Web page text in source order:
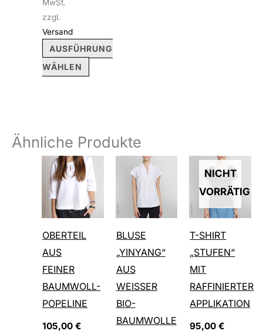
MwSt.
zzgl.
Versand
AUSFÜHRUNG
WÄHLEN
gewählt
Ähnliche Produkte
OBERTEIL
AUS
FEINER
BAUMWOLL-
POPELINE
105,00 €
Produkt
weist
mehrere
Varianten
Optionen
können
BLUSE
„YINYANG“
AUS
WEISSER B
IO-B
AUMWOLLE
mehrere
Varianten
auf.
Optionen
können
auf
NICHT
VORRÄTIG
T-SHIRT
„STUFEN“
MIT
RAFFINIERTER
APPLIKATION
95,00€